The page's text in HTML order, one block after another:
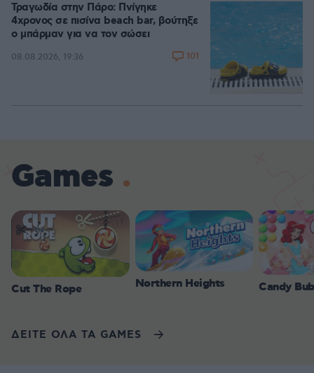
Τραγωδία στην Πάρο: Πνίγηκε
4χρονος σε πισίνα beach bar, βούτηξε
ο μπάρμαν για να τον σώσει
08.08.2026, 19:36 101
Games
Cut The Rope Northern Heights Candy
ΔΕΙΤΕ ΟΛΑ ΤΑ GAMES